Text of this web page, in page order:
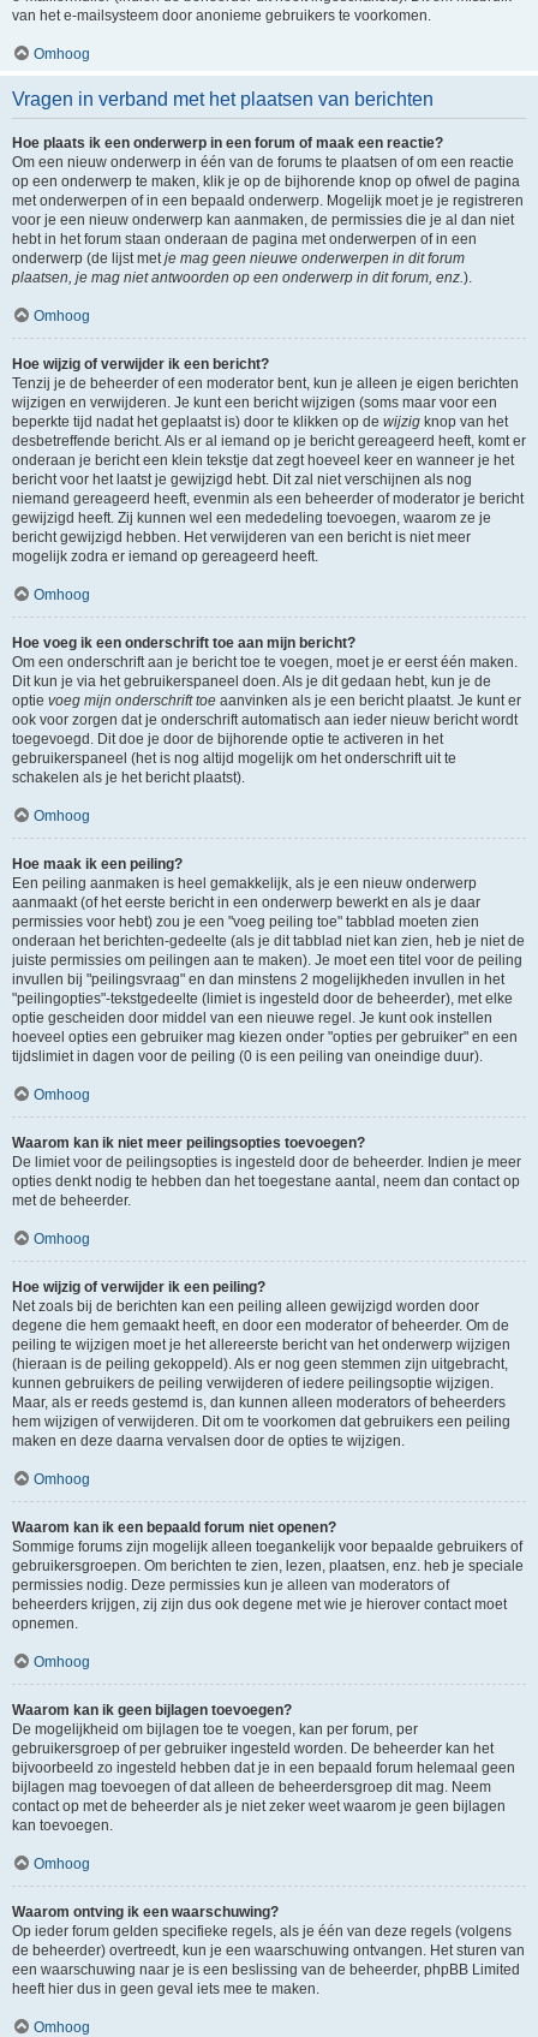
van het e-mailsysteem door anonieme gebruikers te voorkomen.
Omhoog
Vragen in verband met het plaatsen van berichten
Hoe plaats ik een onderwerp in een forum of maak een reactie?
Om een nieuw onderwerp in één van de forums te plaatsen of om een reactie
op een onderwerp te maken, klik je op de bijhorende knop op ofwel de pagina
met onderwerpen of in een bepaald onderwerp. Mogelijk moet je je registreren
voor je een nieuw onderwerp kan aanmaken, de permissies die je al dan niet
hebt in het forum staan onderaan de pagina met onderwerpen of in een
onderwerp (de lijst metje mag geen nieuwe onderwerpen in dit forum
plaatsen, je mag niet antwoorden op een onderwerp in dit forum, enz.).
Omhoog
Hoe wijzig of verwijder ik een bericht?
Tenzij je de beheerder of een moderator bent, kun je alleen je eigen berichten
wijzigen en verwijderen. Je kunt een bericht wijzigen (soms maar voor een
beperkte tijd nadat het geplaatst is) door te klikken op de wijzig knop van het
desbetreffende bericht. Als er al iemand op je bericht gereageerd heeft, komt er
onderaan je bericht een klein tekstje dat zegt hoeveel keer en wanneer je het
bericht voor het laatst je gewijzigd hebt. Dit zal niet verschijnen als nog
niemand gereageerd heeft, evenmin als een beheerder of moderator je bericht
gewijzigd heeft. Zij kunnen wel een mededeling toevoegen, waarom ze je
bericht gewijzigd hebben. Het verwijderen van een bericht is niet meer
mogelijk zodra er iemand op gereageerd heeft.
Omhoog
Hoe voeg ik een onderschrift toe aan mijn bericht?
Om een onderschrift aan je bericht toe te voegen, moet je er eerst één maken.
Dit kun je via het gebruikerspaneel doen. Als je dit gedaan hebt, kun je de
optie voeg mijn onderschrift toe aanvinken als je een bericht plaatst. Je kunt er
ook voor zorgen dat je onderschrift automatisch aan ieder nieuw bericht wordt
toegevoegd. Dit doe je door de bijhorende optie te activeren in het
gebruikerspaneel (het is nog altijd mogelijk om het onderschrift uit te
schakelen als je het bericht plaatst).
Omhoog
Hoe maak ik een peiling?
Een peiling aanmaken is heel gemakkelijk, als je een nieuw onderwerp
aanmaakt (of het eerste bericht in een onderwerp bewerkt en als je daar
permissies voor hebt) zou je een "voeg peiling toe" tabblad moeten zien
onderaan het berichten-gedeelte (als je dit tabblad niet kan zien, heb je niet de
juiste permissies om peilingen aan te maken). Je moet een titel voor de peiling
invullen bij "peilingsvraag" en dan minstens 2 mogelijkheden invullen in het
"peilingopties"-tekstgedeelte (limiet is ingesteld door de beheerder), met elke
optie gescheiden door middel van een nieuwe regel. Je kunt ook instellen
hoeveel opties een gebruiker mag kiezen onder "opties per gebruiker" en een
tijdslimiet in dagen voor de peiling (0 is een peiling van oneindige duur).
Omhoog
Waarom kan ik niet meer peilingsopties toevoegen?
De limiet voor de peilingsopties is ingesteld door de beheerder. Indien je meer
opties denkt nodig te hebben dan het toegestane aantal, neem dan contact op
met de beheerder.
Omhoog
Hoe wijzig of verwijder ik een peiling?
Net zoals bij de berichten kan een peiling alleen gewijzigd worden door
degene die hem gemaakt heeft, en door een moderator of beheerder. Om de
peiling te wijzigen moet je het allereerste bericht van het onderwerp wijzigen
(hieraan is de peiling gekoppeld). Als er nog geen stemmen zijn uitgebracht,
kunnen gebruikers de peiling verwijderen of iedere peilingsoptie wijzigen.
Maar, als er reeds gestemd is, dan kunnen alleen moderators of beheerders
hem wijzigen of verwijderen. Dit om te voorkomen dat gebruikers een peiling
maken en deze daarna vervalsen door de opties te wijzigen.
Omhoog
Waarom kan ik een bepaald forum niet openen?
Sommige forums zijn mogelijk alleen toegankelijk voor bepaalde gebruikers of
gebruikersgroepen. Om berichten te zien, lezen, plaatsen, enz. heb je speciale
permissies nodig. Deze permissies kun je alleen van moderators of
beheerders krijgen, zij zijn dus ook degene met wie je hierover contact moet
opnemen.
Omhoog
Waarom kan ik geen bijlagen toevoegen?
De mogelijkheid om bijlagen toe te voegen, kan per forum, per
gebruikersgroep of per gebruiker ingesteld worden. De beheerder kan het
bijvoorbeeld zo ingesteld hebben dat je in een bepaald forum helemaal geen
bijlagen mag toevoegen of dat alleen de beheerdersgroep dit mag. Neem
contact op met de beheerder als je niet zeker weet waarom je geen bijlagen
kan toevoegen.
Omhoog
Waarom ontving ik een waarschuwing?
Op ieder forum gelden specifieke regels, als je één van deze regels (volgens
de beheerder) overtreedt, kun je een waarschuwing ontvangen. Het sturen van
een waarschuwing naar je is een beslissing van de beheerder, phpBB Limited
heeft hier dus in geen geval iets mee te maken.
Omhoog